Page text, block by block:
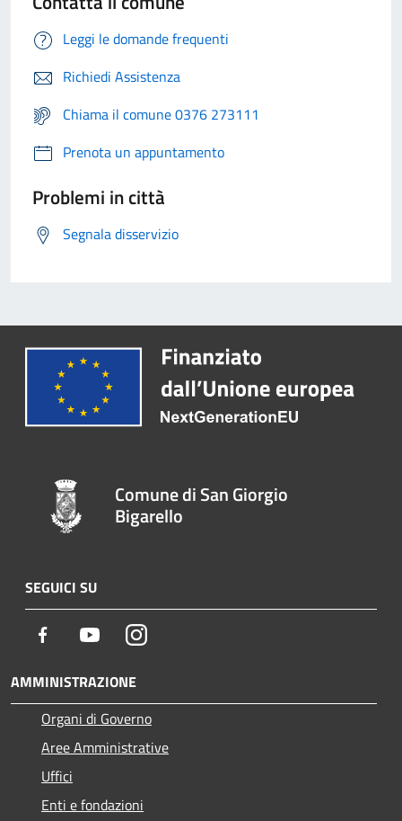
Leggi le domande frequenti
Richiedi Assistenza
Chiama il comune 0376 273111
Prenota un appuntamento
Problemi in città
Segnala disservizio
Comune di San Giorgio
Bigarello
SEGUICI SU
Facebook YoutubeInstagram
AMMINISTRAZIONE
Organi di Governo
Aree Amministrative
Uffici
Enti e fondazioni